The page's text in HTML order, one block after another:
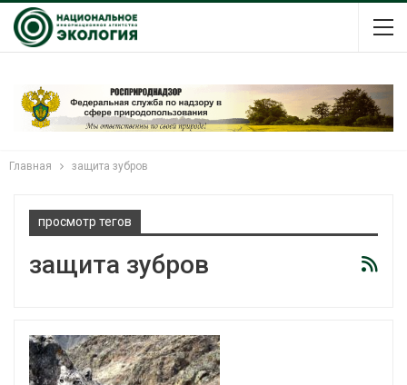
Главная защита зубров
просмотр тегов
защита зубров